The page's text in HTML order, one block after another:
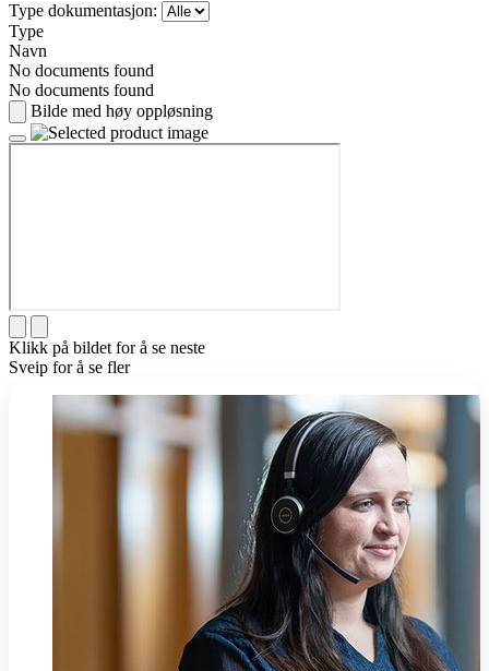
Type dokumentasjon:
Type
Navn
No documents found
No documents found
Bilde med høy oppløsning
Klikk på bildet for å se neste
Sveip for å se fler